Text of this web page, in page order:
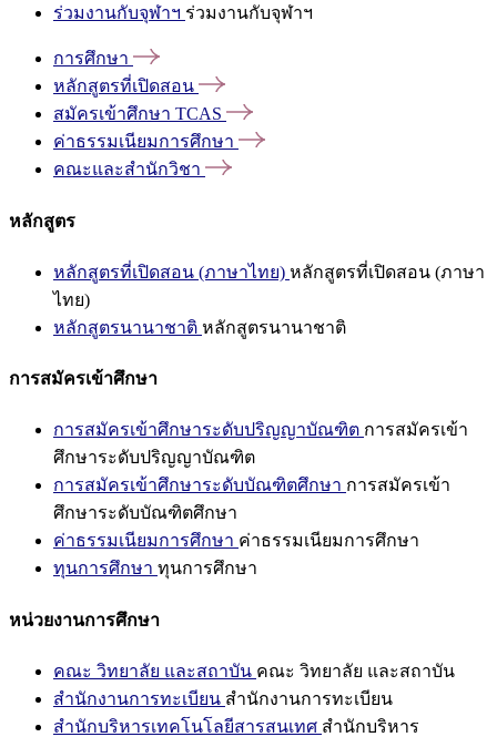
ร่วมงานกับจุฬาฯ ร่วมงานกับจุฬาฯ
การศึกษา
หลักสูตรที่เปิดสอน
สมัครเข้าศึกษา TCAS
ค่าธรรมเนียมการศึกษา
คณะและสำนักวิชา
หลักสูตร
หลักสูตรที่เปิดสอน (ภาษาไทย) หลักสูตรที่เปิดสอน (ภาษา
ไทย)
หลักสูตรนานาชาติ หลักสูตรนานาชาติ
การสมัครเข้าศึกษา
การสมัครเข้าศึกษาระดับปริญญาบัณฑิต การสมัครเข้า
ศึกษาระดับปริญญาบัณฑิต
การสมัครเข้าศึกษาระดับบัณฑิตศึกษา การสมัครเข้า
ศึกษาระดับบัณฑิตศึกษา
ค่าธรรมเนียมการศึกษา ค่าธรรมเนียมการศึกษา
ทุนการศึกษา ทุนการศึกษา
หน่วยงานการศึกษา
คณะ วิทยาลัย และสถาบัน คณะ วิทยาลัย และสถาบัน
สำนักงานการทะเบียน สำนักงานการทะเบียน
สำนักบริหารเทคโนโลยีสารสนเทศ สำนักบริหาร